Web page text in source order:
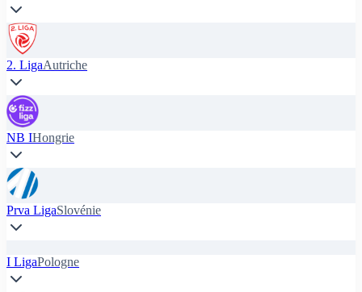
2. LigaAutriche
NB IHongrie
Prva LigaSlovénie
I LigaPologne